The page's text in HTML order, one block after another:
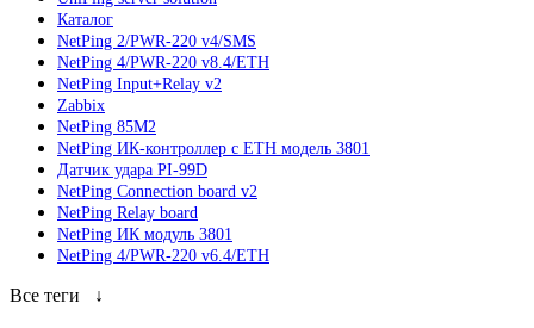
Каталог
NetPing 2/PWR-220 v4/SMS
NetPing 4/PWR-220 v8.4/ETH
NetPing Input+Relay v2
Zabbix
NetPing 85M2
NetPing ИК-контроллер с ETH модель 3801
Датчик удара PI-99D
NetPing Connection board v2
NetPing Relay board
NetPing ИК модуль 3801
NetPing 4/PWR-220 v6.4/ETH
Все теги ↓